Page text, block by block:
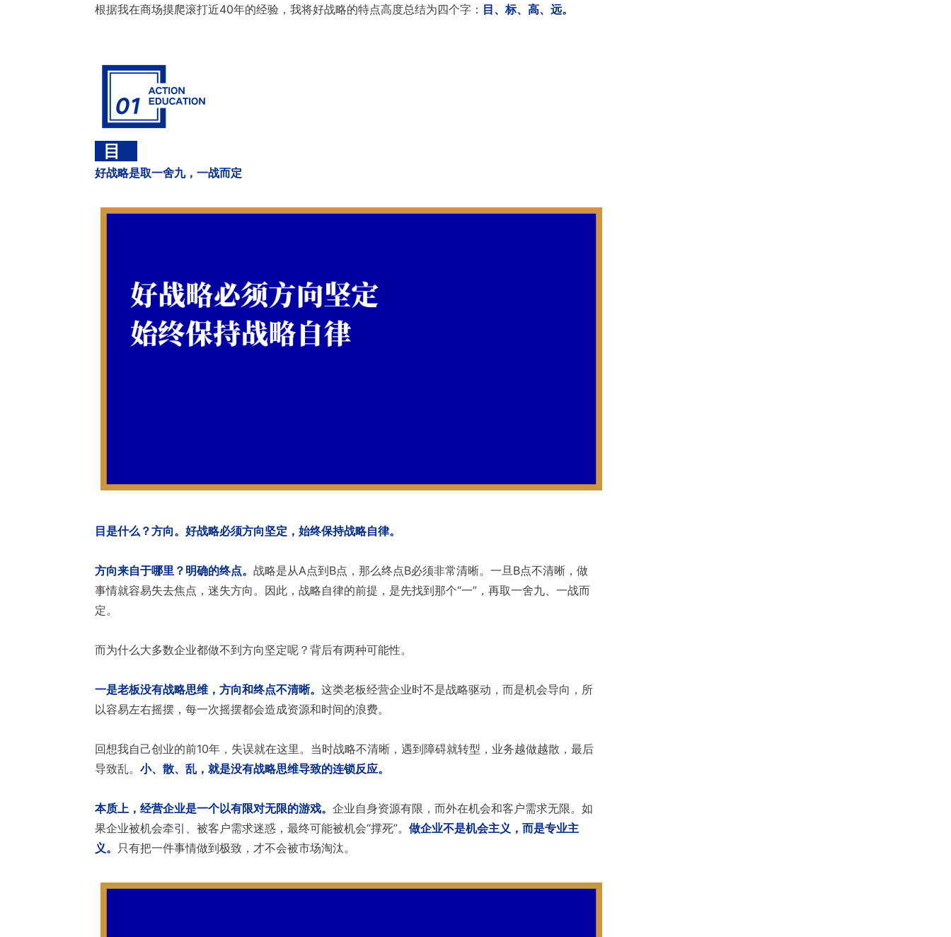
根据我在商场摸爬滚打近40年的经验，我将好战略的特点高度总结为四个字： 目、标、高、远。
目
好战略是取一舍九，一战而定
目是什么？方向。好战略必须方向坚定，始终保持战略自律。
方向来自于哪里？明确的终点。战略是从A点到B点，那么终点B必须非常清晰。一旦B点不清晰，做
事情就容易失去焦点，迷失方向。因此，战略自律的前提，是先找到那个“一”，再取一舍九、一战而
定。
而为什么大多数企业都做不到方向坚定呢？背后有两种可能性。
一是老板没有战略思维，方向和终点不清晰。这类老板经营企业时不是战略驱动，而是机会导向，所
以容易左右摇摆，每一次摇摆都会造成资源和时间的浪费。
回想我自己创业的前10年，失误就在这里。当时战略不清晰，遇到障碍就转型，业务越做越散，最后
导致乱。小、散、乱，就是没有战略思维导致的连锁反应。
本质上，经营企业是一个以有限对无限的游戏。企业自身资源有限，而外在机会和客户需求无限。如
果企业被机会牵引、被客户需求迷惑，最终可能被机会“撑死”。做企业不是机会主义，而是专业主
义。 只有把一件事情做到极致，才不会被市场淘汰。